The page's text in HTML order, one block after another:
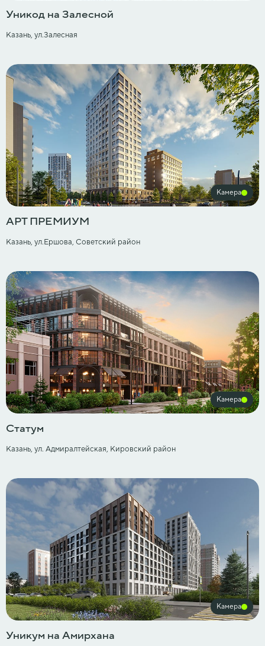
Уникод на Залесной
Казань, ул.Залесная
Камера
АРТ ПРЕМИУМ
Казань, ул.Ершова, Советский район
Камера
Статум
Казань, ул. Адмиралтейская, Кировский район
Камера
Уникум на Амирхана